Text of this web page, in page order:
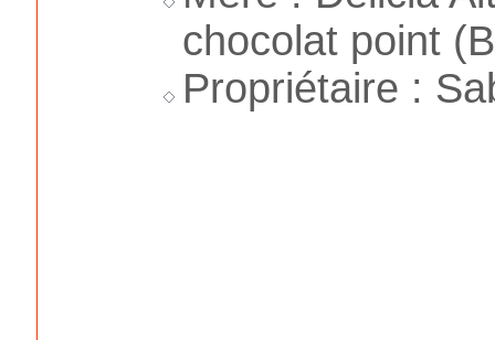
chocolat point
Propriétaire :